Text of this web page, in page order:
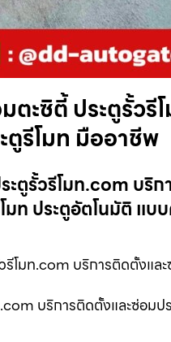
ตะซิตี้ ประตูรั้ว
ตูรีโมท มืออาชีพ
ตูรั้วรีโมท.com บริ
ท ประตูอัตโนมัติ แบ
โมท.com บริการติดตั้งแล
บริการติดตั้งและซ่อม